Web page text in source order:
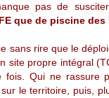
pas de
que de piscine des
sans rire que le
site propre intégral
fois. Qui ne rassure
le territoire, puis,